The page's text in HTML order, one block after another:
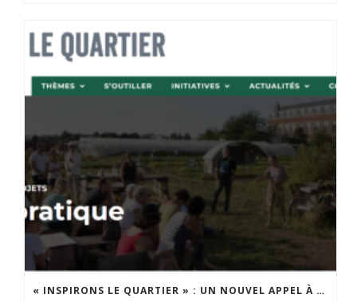
« INSPIRONS LE QUARTIER » : UN NOUVEL APPEL À PROJETS EST LANCÉ !